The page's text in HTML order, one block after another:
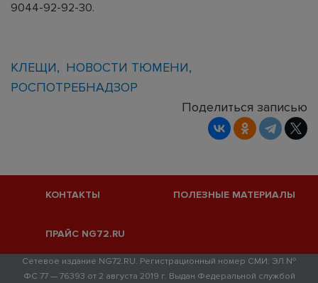
9044-92-92-30.
КЛЕЩИ
НОВОСТИ ТЮМЕНИ
РОСПОТРЕБНАДЗОР
Поделиться записью
КОНТАКТЫ ПОЛЕЗНЫЕ МАТЕРИАЛЫ
ПРАЙС NG72.RU
Сетевое издание NG72.RU. Регистрационный номер СМИ: ЭЛ №
ФС 77 — 76393 от 2 августа 2019 г. Выдан Федеральной службой